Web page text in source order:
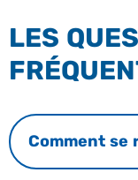
LES
Comment se